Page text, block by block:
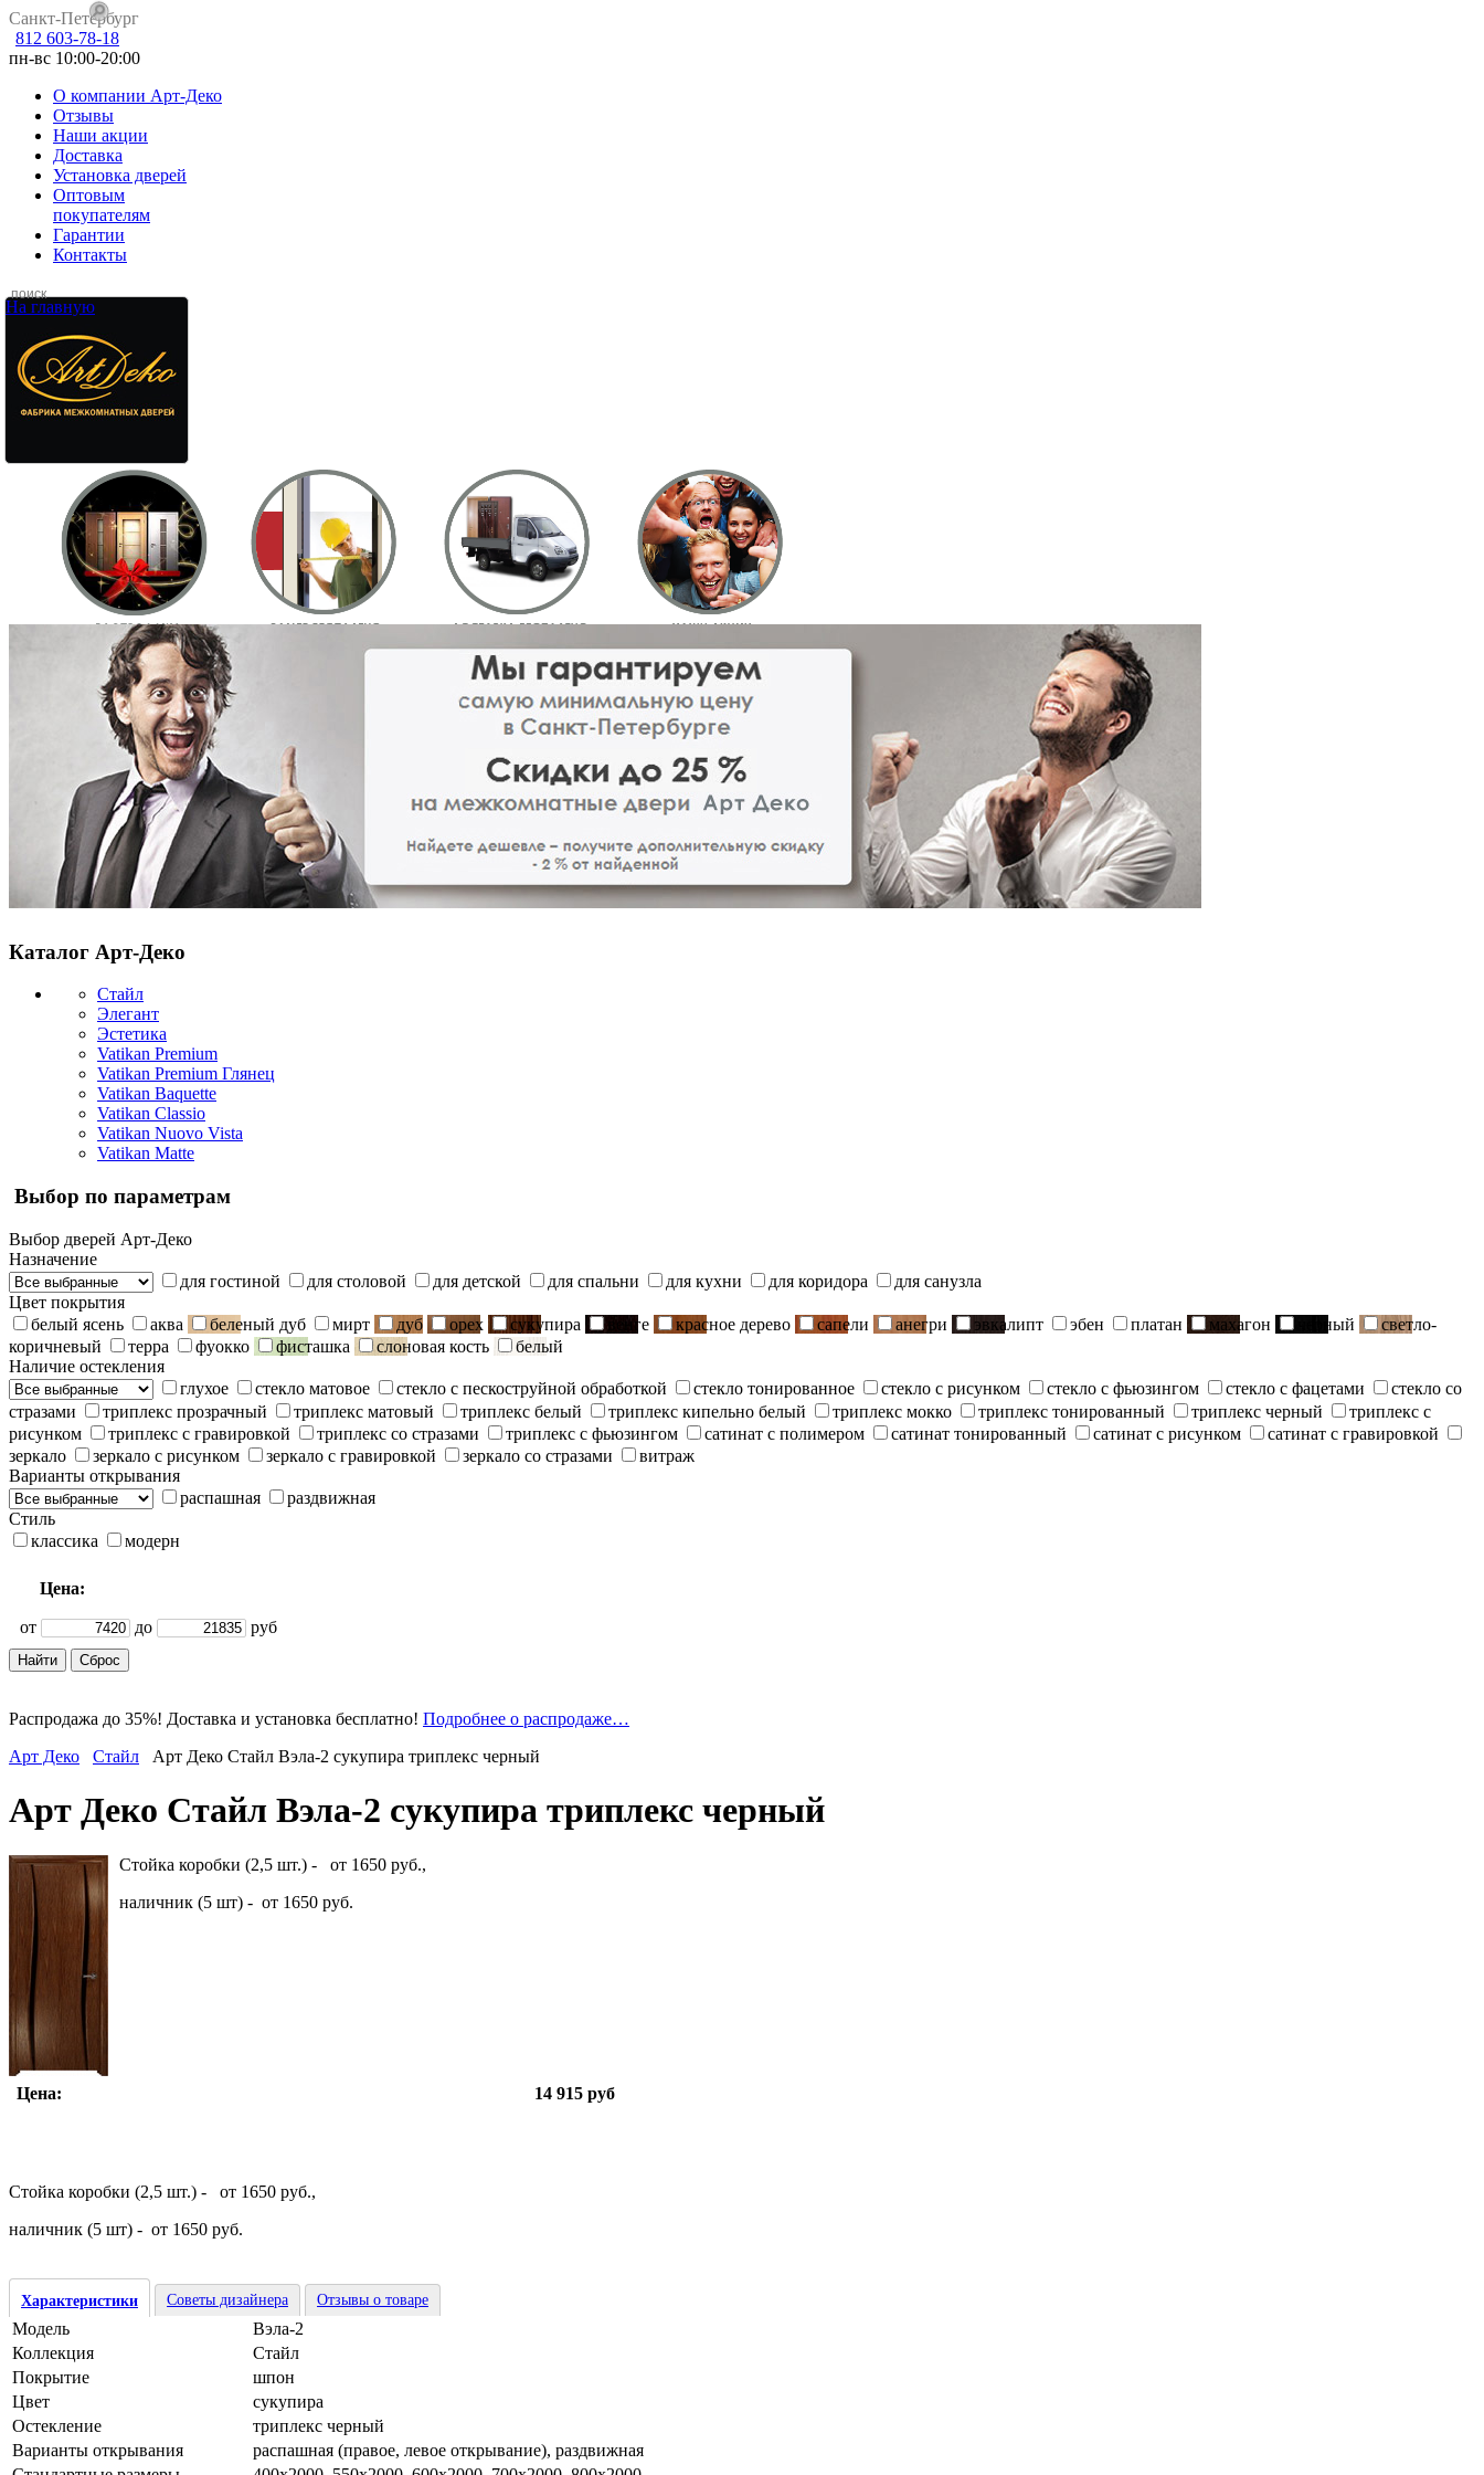
Санкт-Петербург
812 603-78-18
пн-вс 10:00-20:00
О компании Арт-Деко
Отзывы
Наши акции
Доставка
Установка дверей
Оптовым
покупателям
Гарантии
Контакты
На главную
Каталог Арт-Деко
Стайл
Элегант
Эстетика
Vatikan Premium
Vatikan Premium Глянец
Vatikan Baquette
Vatikan Classio
Vatikan Nuovo Vista
Vatikan Matte
Выбор по параметрам
Выбор дверей Арт-Деко
Назначение
для гостиной
для столовой для детской для спальни для кухни для коридора
для санузла
Цвет покрытия
белый ясень
аква беленый дуб мирт дуб орех сукупира венге красное дерево сапели анегри эвкалипт эбен платан махагон черный
светло-
коричневый
терра фуокко фисташка слоновая кость
белый
Наличие остекления
глухое
стекло матовое стекло с пескоструйной обработкой стекло тонированное стекло с рисунком стекло с фьюзингом стекло с фацетами
стекло со
стразами
триплекс прозрачный триплекс матовый триплекс белый триплекс кипельно белый триплекс мокко триплекс тонированный триплекс черный
триплекс с
рисунком
триплекс с гравировкой триплекс со стразами триплекс с фьюзингом сатинат с полимером сатинат тонированный сатинат с рисунком
сатинат с гравировкой
зеркало
зеркало с рисунком зеркало с гравировкой зеркало со стразами
витраж
Варианты открывания
распашная
раздвижная
Стиль
классика
модерн
Цена:
от до руб
Распродажа до 35%! Доставка и установка бесплатно! Подробнее о распродаже…
Арт Деко
Стайл Арт Деко Стайл Вэла-2 сукупира триплекс черный
Арт Деко Стайл Вэла-2 сукупира триплекс черный
Стойка коробки (2,5 шт.) - от 1650 руб.,
наличник (5 шт) - от 1650 руб.
Цена: 14 915 руб
Стойка коробки (2,5 шт.) - от 1650 руб.,
наличник (5 шт) - от 1650 руб.
Характеристики Советы дизайнера Отзывы о товаре
Модель
Вэла-2
Коллекция
Стайл
Покрытие
шпон
Цвет
сукупира
Остекление
триплекс черный
Варианты открывания
распашная (правое, левое открывание), раздвижная